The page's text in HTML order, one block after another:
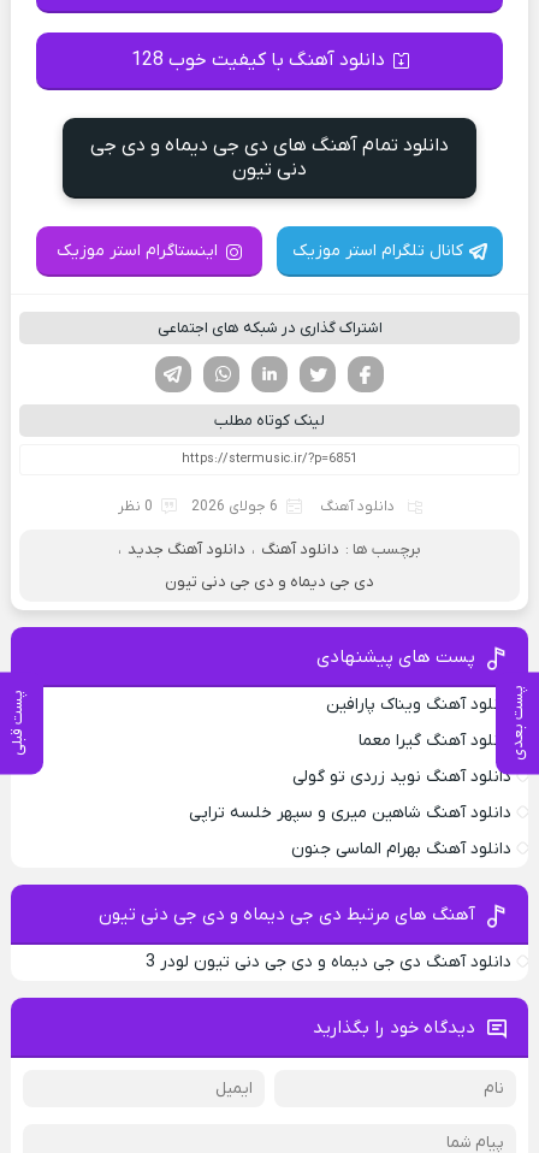
پست بعدی پست قبلی
دانلود آهنگ با کیفیت خوب 128
دانلود تمام آهنگ های دی جی دیماه و دی جی
دنی تیون
کانال تلگرام استر موزیک اینستاگرام استر موزیک
اشتراک گذاری در شبکه های اجتماعی
لینکدین تویتر
فیسوک
لینک کوتاه مطلب
دانلود آهنگ 6 جولای 2026 0 نظر
برچسب ها : دانلود آهنگ ، دانلود آهنگ جدید ،
دی جی دیماه و دی جی دنی تیون
پست های پیشنهادی
دانلود آهنگ ویناک پارافین
دانلود آهنگ گیرا معما
دانلود آهنگ نوید زردی تو گولی
دانلود آهنگ شاهین میری و سپهر خلسه تراپی
دانلود آهنگ بهرام الماسی جنون
آهنگ های مرتبط دی جی دیماه و دی جی دنی تیون
دانلود آهنگ دی جی دیماه و دی جی دنی تیون لودر 3
دیدگاه خود را بگذارید